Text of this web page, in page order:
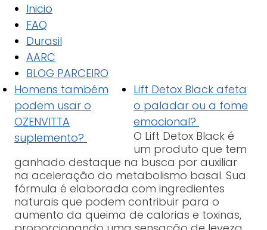
Inicio
FAQ
Durasil
AARC
BLOG PARCEIRO
Homens também
podem usar o
OZENVITTA
suplemento?
Lift Detox Black afeta
o paladar ou a fome
emocional?
O Lift Detox Black é
um produto que tem
ganhado destaque na busca por auxiliar
na aceleração do metabolismo basal. Sua
fórmula é elaborada com ingredientes
naturais que podem contribuir para o
aumento da queima de calorias e toxinas,